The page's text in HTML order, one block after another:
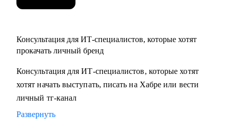
Консультация для ИТ-специалистов, которые хотят
прокачать личный бренд
Консультация для ИТ-специалистов, которые хотят
хотят начать выступать, писать на Хабре или вести
личный тг-канал
Развернуть